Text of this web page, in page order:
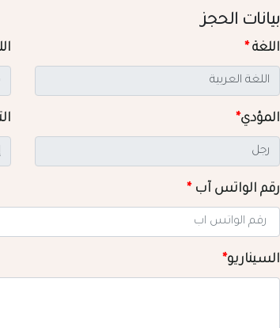
بيانات الحجز
اللغة*
المؤدي*
رقم الواتس آب*
السيناريو*